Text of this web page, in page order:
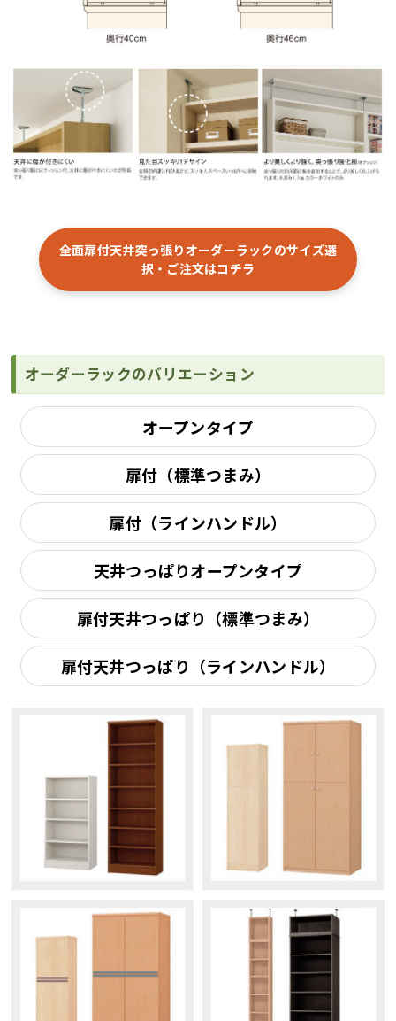
全面扉付天井突っ張りオーダーラックのサイズ選
択・ご注文はコチラ
オーダーラックのバリエーション
オープンタイプ
扉付（標準つまみ）
扉付（ラインハンドル）
天井つっぱりオープンタイプ
扉付天井つっぱり（標準つまみ）
扉付天井つっぱり（ラインハンドル）